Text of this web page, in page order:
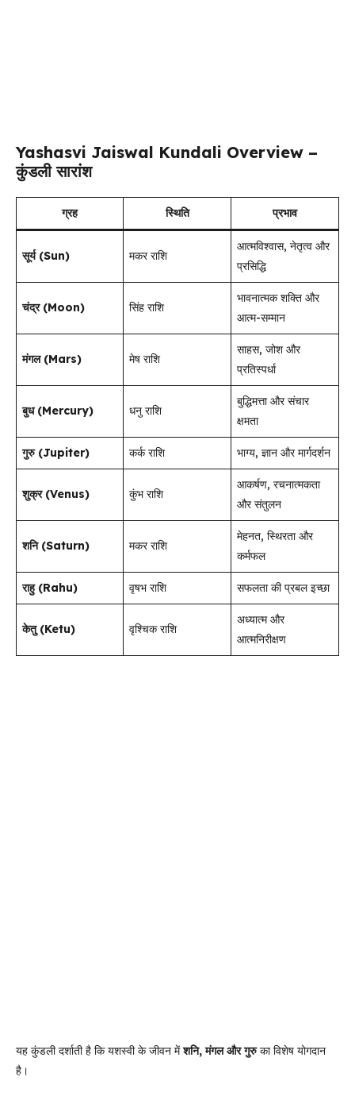
Yashasvi Jaiswal Kundali Overview –
कुंडली सारांश
ग्रह स्थिति प्रभाव
सूर्य (Sun) मकर राशि
आत्मविश्वास, नेतृत्व और
प्रसिद्धि
चंद्र (Moon) सिंह राशि
भावनात्मक शक्ति और
आत्म-सम्मान
मंगल (Mars) मेष राशि
साहस, जोश और
प्रतिस्पर्धा
बुध (Mercury) धनु राशि
बुद्धिमत्ता और संचार
क्षमता
गुरु (Jupiter) कर्क राशि भाग्य, ज्ञान और मार्गदर्शन
शुक्र (Venus) कुंभ राशि
आकर्षण, रचनात्मकता
और संतुलन
शनि (Saturn) मकर राशि
मेहनत, स्थिरता और
कर्मफल
राहु (Rahu) वृषभ राशि सफलता की प्रबल इच्छा
केतु (Ketu) वृश्चिक राशि
अध्यात्म और
आत्मनिरीक्षण
यह कुंडली दर्शाती है कि यशस्वी के जीवन मेंशनि, मंगल और गुरुका विशेष योगदान
है।